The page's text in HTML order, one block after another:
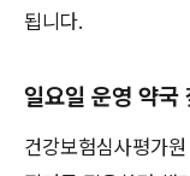
됩니다.
일요일 운영 약국
건강보험심사평가원